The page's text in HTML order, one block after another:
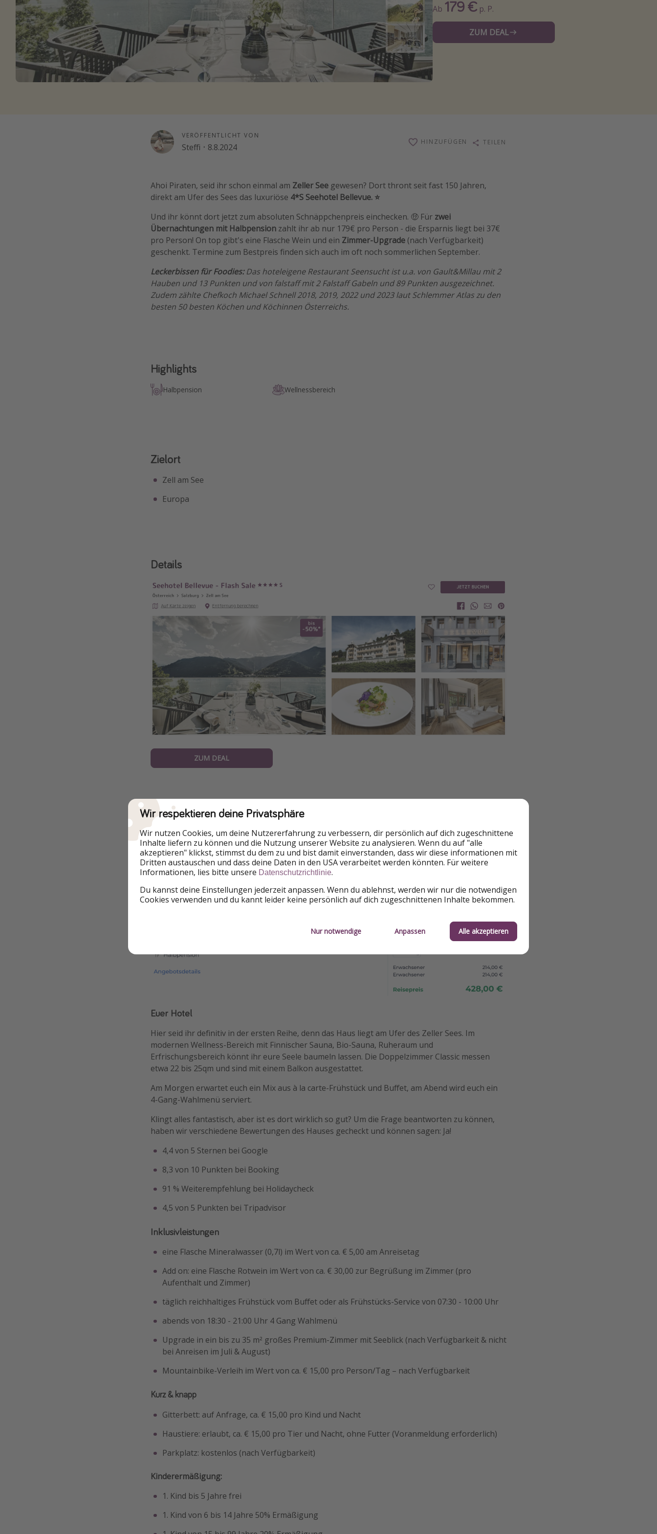
Ab 179 € p. P.
ZUM DEAL
VERÖFFENTLICHT VON
Steffi · 8.8.2024
HINZUFÜGEN TEILEN
Ahoi Piraten, seid ihr schon einmal am Zeller See gewesen? Dort thront seit fast 150 Jahren,
direkt am Ufer des Sees das luxuriöse 4*S Seehotel Bellevue. ⭐️
Und ihr könnt dort jetzt zum absoluten Schnäppchenpreis einchecken. 🤑 Für zwei
Übernachtungen mit Halbpension zahlt ihr ab nur 179€ pro Person - die Ersparnis liegt bei 37€
pro Person! On top gibt's eine Flasche Wein und ein Zimmer-Upgrade (nach Verfügbarkeit)
geschenkt. Termine zum Bestpreis finden sich auch im oft noch sommerlichen September.
Leckerbissen für Foodies:Das hoteleigene Restaurant Seensucht ist u.a. von Gault&Millau mit 2
Hauben und 13 Punkten und von falstaff mit 2 Falstaff Gabeln und 89 Punkten ausgezeichnet.
Zudem zählte Chefkoch Michael Schnell 2018, 2019, 2022 und 2023 laut Schlemmer Atlas zu den
besten 50 besten Köchen und Köchinnen Österreichs.
Highlights
Halbpension Wellnessbereich
Zielort
Zell am See
Europa
Details
ZUM DEAL
Zusätzliche Informationen
Preisvergleich
Bei diesem Deal zahlt ihr für 2 Nächte ab nur 179€ pro Person und spart somit 35€ pro Person
im Vergleich (Beispieldatum: 13. - 15. September).
Euer Hotel
Hier seid ihr definitiv in der ersten Reihe, denn das Haus liegt am Ufer des Zeller Sees. Im
modernen Wellness-Bereich mit Finnischer Sauna, Bio-Sauna, Ruheraum und
Erfrischungsbereich könnt ihr eure Seele baumeln lassen. Die Doppelzimmer Classic messen
etwa 22 bis 25qm und sind mit einem Balkon ausgestattet.
Am Morgen erwartet euch ein Mix aus à la carte-Frühstück und Buffet, am Abend wird euch ein
4-Gang-Wahlmenü serviert.
Klingt alles fantastisch, aber ist es dort wirklich so gut? Um die Frage beantworten zu können,
haben wir verschiedene Bewertungen des Hauses gecheckt und können sagen: Ja!
4,4 von 5 Sternen bei Google
8,3 von 10 Punkten bei Booking
91 % Weiterempfehlung bei Holidaycheck
4,5 von 5 Punkten bei Tripadvisor
Inklusivleistungen
eine Flasche Mineralwasser (0,7l) im Wert von ca. € 5,00 am Anreisetag
Add on: eine Flasche Rotwein im Wert von ca. € 30,00 zur Begrüßung im Zimmer (pro
Aufenthalt und Zimmer)
täglich reichhaltiges Frühstück vom Buffet oder als Frühstücks-Service von 07:30 - 10:00 Uhr
abends von 18:30 - 21:00 Uhr 4 Gang Wahlmenü
Upgrade in ein bis zu 35 m² großes Premium-Zimmer mit Seeblick (nach Verfügbarkeit & nicht
bei Anreisen im Juli & August)
Mountainbike-Verleih im Wert von ca. € 15,00 pro Person/Tag – nach Verfügbarkeit
Kurz & knapp
Gitterbett: auf Anfrage, ca. € 15,00 pro Kind und Nacht
Haustiere: erlaubt, ca. € 15,00 pro Tier und Nacht, ohne Futter (Voranmeldung erforderlich)
Parkplatz: kostenlos (nach Verfügbarkeit)
Kinderermäßigung:
1. Kind bis 5 Jahre frei
1. Kind von 6 bis 14 Jahre 50% Ermäßigung
Wir respektieren deine Privatsphäre
Wir nutzen Cookies, um deine Nutzererfahrung zu verbessern, dir persönlich auf dich zugeschnittene
Inhalte liefern zu können und die Nutzung unserer Website zu analysieren. Wenn du auf "alle
akzeptieren" klickst, stimmst du dem zu und bist damit einverstanden, dass wir diese informationen mit
Dritten austauschen und dass deine Daten in den USA verarbeitet werden könnten. Für weitere
Informationen, lies bitte unsere Datenschutzrichtlinie.
Du kannst deine Einstellungen jederzeit anpassen. Wenn du ablehnst, werden wir nur die notwendigen
Cookies verwenden und du kannt leider keine persönlich auf dich zugeschnittenen Inhalte bekommen.
Nur notwendige Anpassen Alle akzeptieren